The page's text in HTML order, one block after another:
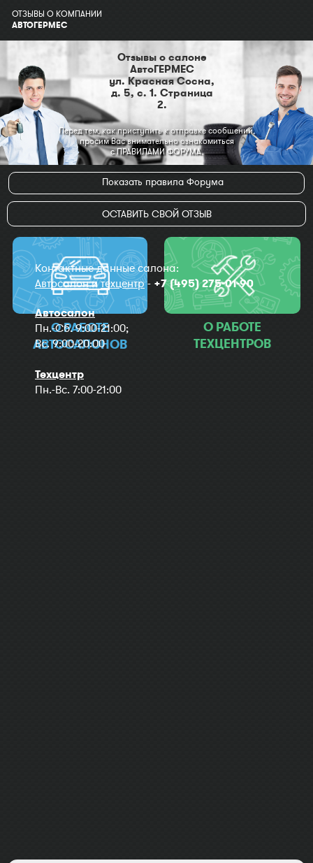
ОТЗЫВЫ О КОМПАНИИ
АВТОГЕРМЕС
Отзывы о салоне
АвтоГЕРМЕС
ул. Красная Сосна,
д. 5, с. 1. Страница
2.
Перед тем, как приступить к отправке сообщений,
просим Вас внимательно ознакомиться
с ПРАВИЛАМИ ФОРУМА.
Показать правила Форума
ОСТАВИТЬ СВОЙ ОТЗЫВ
О РАБОТЕ
АВТОСАЛОНОВ
О РАБОТЕ
ТЕХЦЕНТРОВ
Контактные данные салона:
Автосалонитехцентр- +7 (495) 275-01-90
Автосалон
Пн.-Сб. 9:00-21:00;
Вс. 9:00-20:00
Техцентр
Пн.-Вс. 7:00-21:00